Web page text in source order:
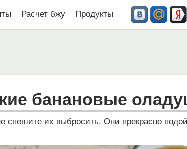
Расчет бжу Продукты
банановые
спешите их выбросить. Они прекрасно